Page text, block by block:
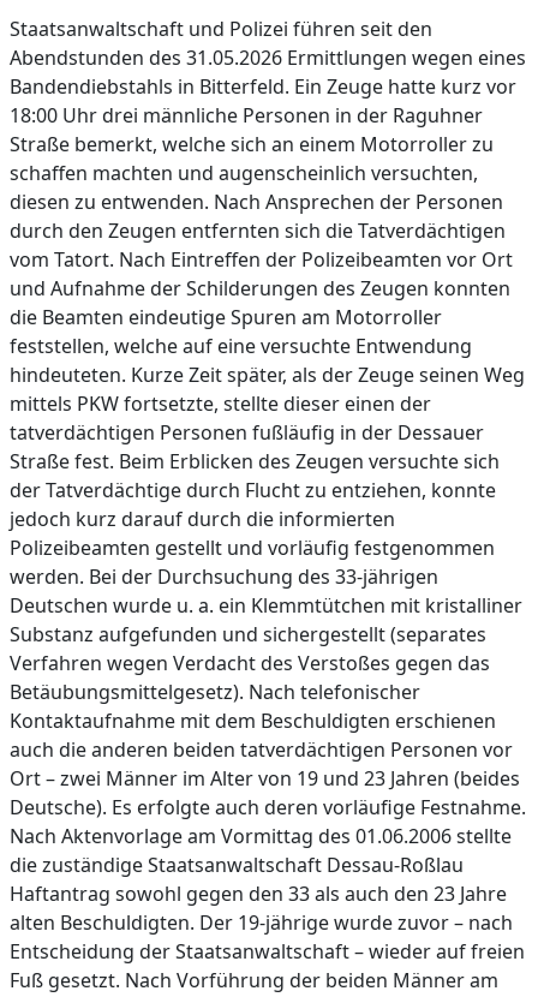
Staatsanwaltschaft und Polizei führen seit den
Abendstunden des 31.05.2026 Ermittlungen wegen eines
Bandendiebstahls in Bitterfeld. Ein Zeuge hatte kurz vor
18:00 Uhr drei männliche Personen in der Raguhner
Straße bemerkt, welche sich an einem Motorroller zu
schaffen machten und augenscheinlich versuchten,
diesen zu entwenden. Nach Ansprechen der Personen
durch den Zeugen entfernten sich die Tatverdächtigen
vom Tatort. Nach Eintreffen der Polizeibeamten vor Ort
und Aufnahme der Schilderungen des Zeugen konnten
die Beamten eindeutige Spuren am Motorroller
feststellen, welche auf eine versuchte Entwendung
hindeuteten. Kurze Zeit später, als der Zeuge seinen Weg
mittels PKW fortsetzte, stellte dieser einen der
tatverdächtigen Personen fußläufig in der Dessauer
Straße fest. Beim Erblicken des Zeugen versuchte sich
der Tatverdächtige durch Flucht zu entziehen, konnte
jedoch kurz darauf durch die informierten
Polizeibeamten gestellt und vorläufig festgenommen
werden. Bei der Durchsuchung des 33-jährigen
Deutschen wurde u. a. ein Klemmtütchen mit kristalliner
Substanz aufgefunden und sichergestellt (separates
Verfahren wegen Verdacht des Verstoßes gegen das
Betäubungsmittelgesetz). Nach telefonischer
Kontaktaufnahme mit dem Beschuldigten erschienen
auch die anderen beiden tatverdächtigen Personen vor
Ort – zwei Männer im Alter von 19 und 23 Jahren (beides
Deutsche). Es erfolgte auch deren vorläufige Festnahme.
Nach Aktenvorlage am Vormittag des 01.06.2006 stellte
die zuständige Staatsanwaltschaft Dessau-Roßlau
Haftantrag sowohl gegen den 33 als auch den 23 Jahre
alten Beschuldigten. Der 19-jährige wurde zuvor – nach
Entscheidung der Staatsanwaltschaft – wieder auf freien
Fuß gesetzt. Nach Vorführung der beiden Männer am